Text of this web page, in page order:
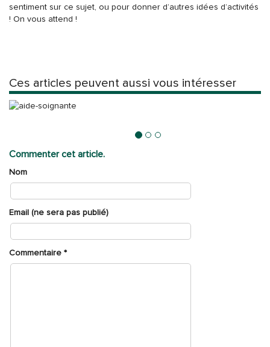
sentiment sur ce sujet, ou pour donner d’autres idées d’activités
! On vous attend !
Ces articles peuvent aussi vous intéresser
Cinq raisons d’avoir recours à de l’aide pour vos parents
Commenter cet article.
Nom
Email (ne sera pas publié)
Commentaire *